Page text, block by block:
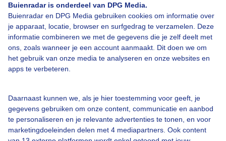
Buienradar is onderdeel van DPG Media.
Buienradar en DPG Media gebruiken cookies om informatie over
je apparaat, locatie, browser en surfgedrag te verzamelen. Deze
informatie combineren we met de gegevens die je zelf deelt met
ons, zoals wanneer je een account aanmaakt. Dit doen we om
het gebruik van onze media te analyseren en onze websites en
apps te verbeteren.
Daarnaast kunnen we, als je hier toestemming voor geeft, je
gegevens gebruiken om onze content, communicatie en aanbod
te personaliseren en je relevante advertenties te tonen, en voor
marketingdoeleinden delen met 4 mediapartners. Ook content
Bekijk slideshow